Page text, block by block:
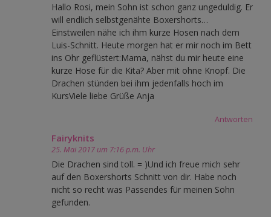
Hallo Rosi, mein Sohn ist schon ganz ungeduldig. Er
will endlich selbstgenähte Boxershorts…
Einstweilen nähe ich ihm kurze Hosen nach dem
Luis-Schnitt. Heute morgen hat er mir noch im Bett
ins Ohr geflüstert:Mama, nähst du mir heute eine
kurze Hose für die Kita? Aber mit ohne Knopf. Die
Drachen stünden bei ihm jedenfalls hoch im
KursViele liebe Grüße Anja
Antworten
Fairyknits
25. Mai 2017 um 7:16 p.m. Uhr
Die Drachen sind toll. = )Und ich freue mich sehr
auf den Boxershorts Schnitt von dir. Habe noch
nicht so recht was Passendes für meinen Sohn
gefunden.